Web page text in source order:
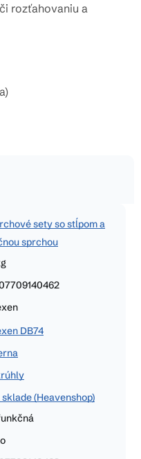
rozťahovaniu a
sety so stĺpom a
sprchou
DB74
sklade (Heavenshop)